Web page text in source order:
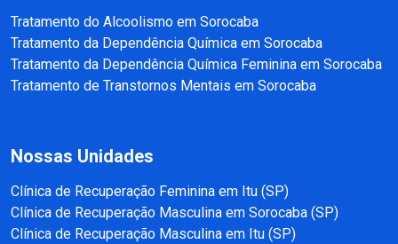
Tratamento do Alcoolismo em Sorocaba
Tratamento da Dependência Química em Sorocaba
Tratamento da Dependência Química Feminina em Sorocaba
Tratamento de Transtornos Mentais em Sorocaba
Nossas Unidades
Clínica de Recuperação Feminina em Itu (SP)
Clínica de Recuperação Masculina em Sorocaba (SP)
Clínica de Recuperação Masculina em Itu (SP)